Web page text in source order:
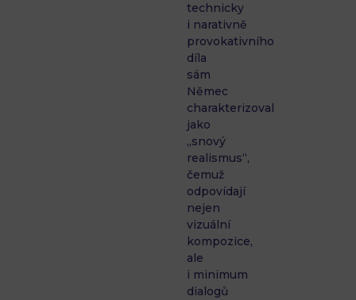
technicky
i narativně
provokativního
díla
sám
Němec
charakterizoval
jako
„snový
realismus“,
čemuž
odpovídají
nejen
vizuální
kompozice,
ale
i minimum
dialogů